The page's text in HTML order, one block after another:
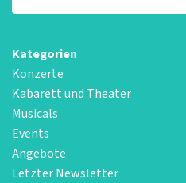
Kategorien
Konzerte
Kabarett und Theater
Musicals
Events
Angebote
Letzter Newsletter